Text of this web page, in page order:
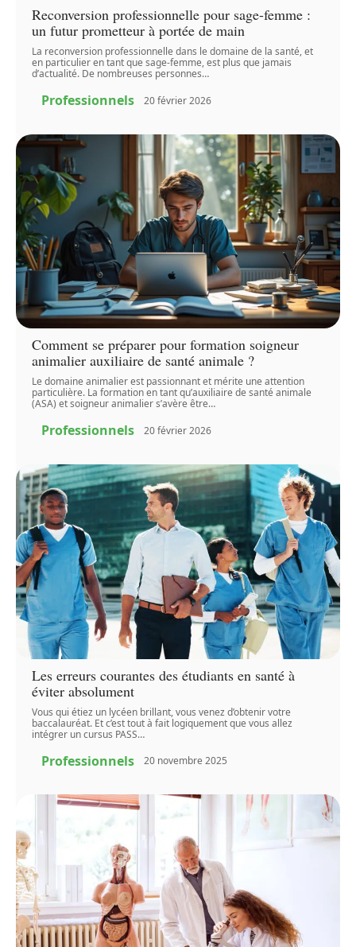
Reconversion professionnelle pour sage-femme :
un futur prometteur à portée de main
La reconversion professionnelle dans le domaine de la santé, et
en particulier en tant que sage-femme, est plus que jamais
d’actualité. De nombreuses personnes…
Professionnels 20 février 2026
Comment se préparer pour formation soigneur
animalier auxiliaire de santé animale ?
Le domaine animalier est passionnant et mérite une attention
particulière. La formation en tant qu’auxiliaire de santé animale
(ASA) et soigneur animalier s’avère être…
Professionnels 20 février 2026
Les erreurs courantes des étudiants en santé à
éviter absolument
Vous qui étiez un lycéen brillant, vous venez d’obtenir votre
baccalauréat. Et c’est tout à fait logiquement que vous allez
intégrer un cursus PASS…
Professionnels 20 novembre 2025